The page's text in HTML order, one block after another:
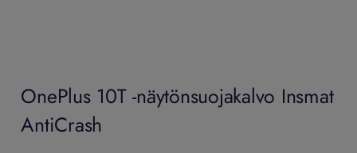
OnePlus 10T -näytönsuojakalvo Insmat
AntiCrash